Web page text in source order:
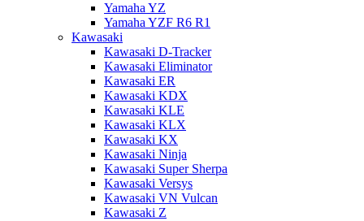
Yamaha YZ
Yamaha YZF R6 R1
Kawasaki
Kawasaki D-Tracker
Kawasaki Eliminator
Kawasaki ER
Kawasaki KDX
Kawasaki KLE
Kawasaki KLX
Kawasaki KX
Kawasaki Ninja
Kawasaki Super Sherpa
Kawasaki Versys
Kawasaki VN Vulcan
Kawasaki Z